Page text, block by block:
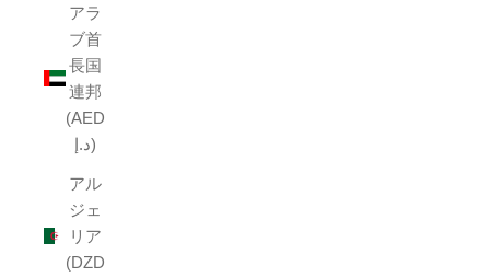
アラ
ブ首
長国
連邦
(AED
د.إ)
アル
ジェ
リア
(DZD